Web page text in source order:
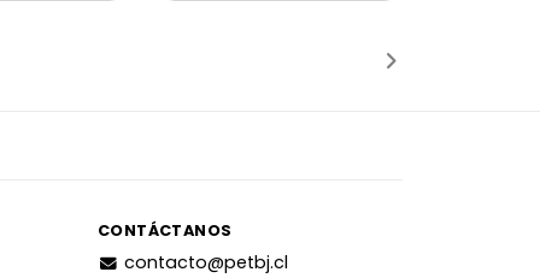
CONTÁCTANOS
contacto@petbj.cl